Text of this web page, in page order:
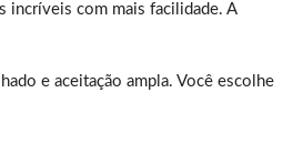
incríveis com mais facilidade. A
e aceitação ampla. Você escolhe